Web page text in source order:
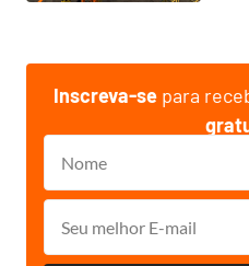
Inscreva-se para